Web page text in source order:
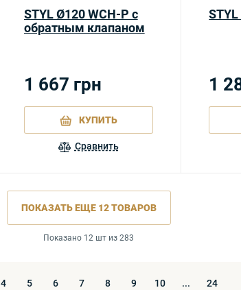
STYL Ø120 WCH-P с
обратным клапаном
1 667 грн
КУПИТЬ
Сравнить
1
ПОКАЗАТЬ ЕЩЕ 12ТОВАРОВ
Показано 12 шт из 283
4 5 6 7 8 9 10 ... 24